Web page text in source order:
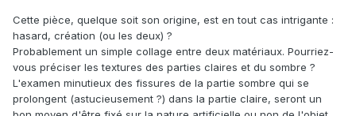
Cette pièce, quelque soit son origine, est en tout cas intrigante :
hasard, création (ou les deux) ?
Probablement un simple collage entre deux matériaux. Pourriez-
vous préciser les textures des parties claires et du sombre ?
L'examen minutieux des fissures de la partie sombre qui se
prolongent (astucieusement ?) dans la partie claire, seront un